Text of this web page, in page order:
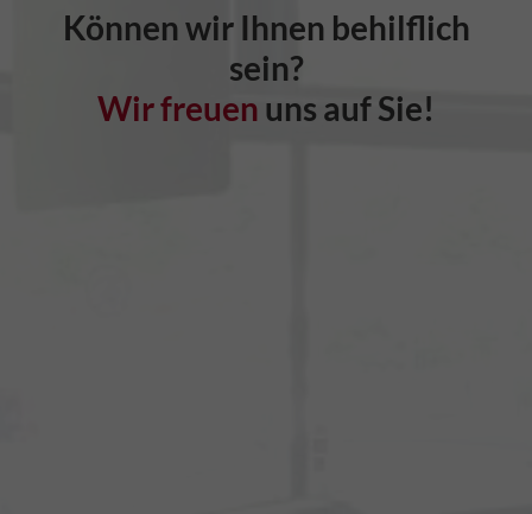
Können wir Ihnen behilflich
sein?
Wir freuen uns auf Sie!